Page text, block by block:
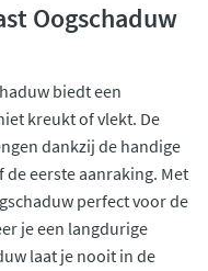
Oogschaduw
biedt een
kreukt of vlekt. De
dankzij de handige
eerste aanraking. Met
perfect voor de
je een langdurige
laat je nooit in de